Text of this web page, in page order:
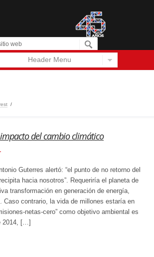
Header Menu
/
del cambio climático
Guterres alertó: “el punto de no retorno del
hacia nosotros”. Requeriría el planeta de
transformación en generación de energía,
Caso contrario, la vida de millones estaría en
netas-cero” como objetivo ambiental es
2014, […]